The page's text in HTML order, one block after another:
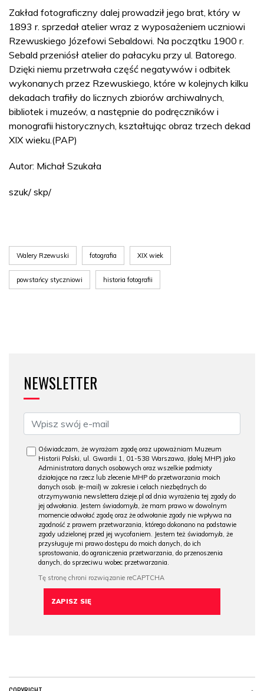
Zakład fotograficzny dalej prowadził jego brat, który w
1893 r. sprzedał atelier wraz z wyposażeniem uczniowi
Rzewuskiego Józefowi Sebaldowi. Na początku 1900 r.
Sebald przeniósł atelier do pałacyku przy ul. Batorego.
Dzięki niemu przetrwała część negatywów i odbitek
wykonanych przez Rzewuskiego, które w kolejnych kilku
dekadach trafiły do licznych zbiorów archiwalnych,
bibliotek i muzeów, a następnie do podręczników i
monografii historycznych, kształtując obraz trzech dekad
XIX wieku.(PAP)
Autor: Michał Szukała
szuk/ skp/
Walery Rzewuski fotografia XIX wiek
powstańcy styczniowi historia fotografii
NEWSLETTER
Oświadczam, że wyrażam zgodę oraz upoważniam Muzeum
Historii Polski, ul. Gwardii 1, 01-538 Warszawa, (dalej MHP) jako
Administratora danych osobowych oraz wszelkie podmioty
działające na rzecz lub zlecenie MHP do przetwarzania moich
danych osob. (e-mail) w zakresie i celach niezbędnych do
otrzymywania newslettera dzieje.pl od dnia wyrażenia tej zgody do
jej odwołania. Jestem świadomy/a, że mam prawo w dowolnym
momencie odwołać zgodę oraz że odwołanie zgody nie wpływa na
zgodność z prawem przetwarzania, którego dokonano na podstawie
zgody udzielonej przed jej wycofaniem. Jestem też świadomy/a, że
przysługuje mi prawo dostępu do moich danych, do ich
sprostowania, do ograniczenia przetwarzania, do przenoszenia
danych, do sprzeciwu wobec przetwarzania.